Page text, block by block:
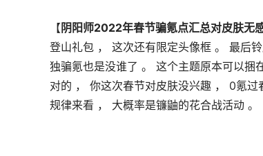
【阴阳师2022年春节骗氪点汇总对皮肤无
登山礼包 ， 这次还有限定头像框 。 最后
独骗氪也是没谁了 。 这个主题原本可以捆
对的 ， 你这次春节对皮肤没兴趣 ， 0氪
规律来看 ， 大概率是镰鼬的花合战活动 。